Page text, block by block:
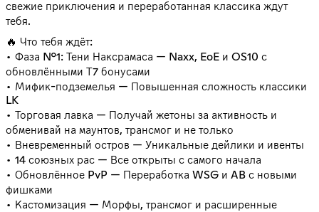
свежие приключения и переработанная классика ждут
тебя.
🔥 Что тебя ждёт:
• Фаза №1: Тени Наксрамаса — Naxx, EoE и OS10 с
обновлёнными Т7 бонусами
• Мифик-подземелья — Повышенная сложность классики
LK
• Торговая лавка — Получай жетоны за активность и
обменивай на маунтов, трансмог и не только
• Вневременный остров — Уникальные дейлики и ивенты
• 14 союзных рас — Все открыты с самого начала
• Обновлённое PvP — Переработка WSG и AB с новыми
фишками
• Кастомизация — Морфы, трансмог и расширенные